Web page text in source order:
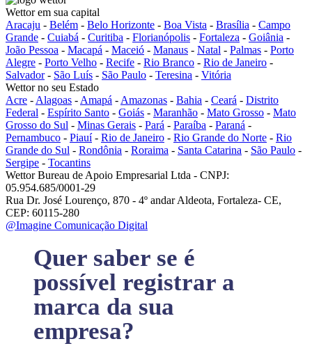
Wettor em sua capital
Aracaju - Belém - Belo Horizonte - Boa Vista - Brasília - Campo
Grande - Cuiabá - Curitiba - Florianópolis - Fortaleza - Goiânia -
João Pessoa - Macapá - Maceió - Manaus - Natal - Palmas - Porto
Alegre - Porto Velho - Recife - Rio Branco - Rio de Janeiro -
Salvador- São Luís - São Paulo - Teresina - Vitória
Wettor no seu Estado
Acre - Alagoas - Amapá - Amazonas - Bahia - Ceará - Distrito
Federal - Espírito Santo - Goiás - Maranhão - Mato Grosso - Mato
Grosso do Sul - Minas Gerais - Pará - Paraíba - Paraná -
Pernambuco - Piauí- Rio de Janeiro - Rio Grande do Norte - Rio
Grande do Sul - Rondônia - Roraima - Santa Catarina - São Paulo -
Sergipe - Tocantins
Wettor Bureau de Apoio Empresarial Ltda - CNPJ:
05.954.685/0001-29
Rua Dr. José Lourenço, 870 - 4º andar Aldeota, Fortaleza- CE,
CEP: 60115-280
@Imagine Comunicação Digital
Quer saber se é
possível registrar a
marca da sua
empresa?